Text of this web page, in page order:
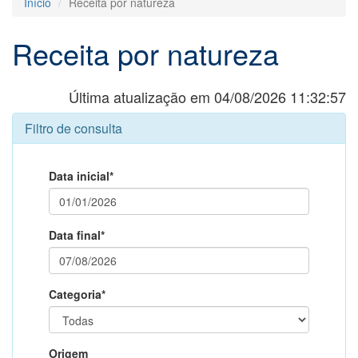
Receita por natureza
Última atualização em 04/08/2026 11:32:57
Filtro de consulta
Data inicial*
Data final*
Categoria*
Origem